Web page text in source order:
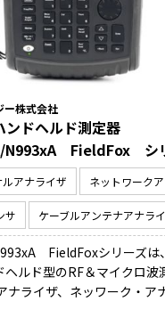
ー株式会社
ンドヘルド測定器
N993xA FieldFox シ
アナライザ ネットワーク
サ ケーブルアンテナアナラ
FieldFoxシリーズは
ルド型のRF＆マイクロ波
ナライザ、ネッワーク・ア